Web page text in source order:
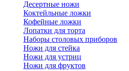
Десертные ножи
Коктейльные ложки
Кофейные ложки
Лопатки для торта
Наборы столовых приборов
Ножи для стейка
Ножи для устриц
Ножи для фруктов